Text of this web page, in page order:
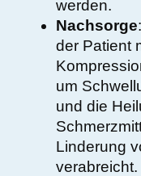
werden.
Nachsorge
der Patient
um
und die
Linderung
verabreicht.